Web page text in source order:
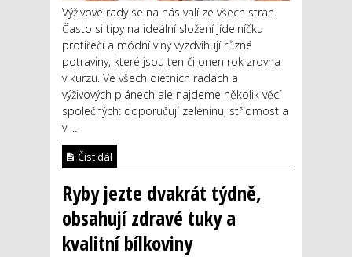
Výživové rady se na nás valí ze všech stran.
Často si tipy na ideální složení jídelníčku
protiřečí a módní vlny vyzdvihují různé
potraviny, které jsou ten či onen rok zrovna
v kurzu. Ve všech dietních radách a
výživových plánech ale najdeme několik věcí
společných: doporučují zeleninu, střídmost a
v ...
Číst dál
Ryby jezte dvakrát týdně,
obsahují zdravé tuky a
kvalitní bílkoviny